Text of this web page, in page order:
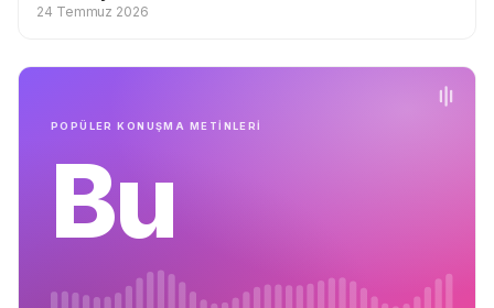
Gwyneth Paltrow:
Sonix, 2019'daki en iyi çevrimiçi video transkripsiyon
transkriptiSonix adlı en iyi video transkripsiyon hizmeti
tarafından deşifre edildi
düzenlemek acı vericidir.
Ücretsiz deneme hesabı için kaydolmak kolaydır.
24 Temmuz 2026
POPÜLER KONUŞMA METİNLERİ
Bu